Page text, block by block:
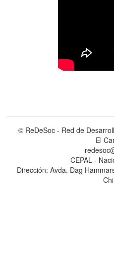
© ReDeSoc - Red de
El
CEPAL -
Dirección: Avda. Dag